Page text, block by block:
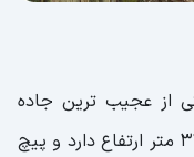
از عجیب ترین جاده
های مارپیچ جهان است. این جاده 3176 متر ارتفاع دارد و پیچ